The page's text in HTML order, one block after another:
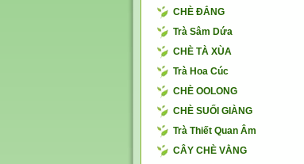
CHÈ ĐẮNG
Trà Sâm Dứa
CHÈ TÀ XÙA
Trà Hoa Cúc
CHÈ OOLONG
CHÈ SUỐI GIÀNG
Trà Thiết Quan Âm
CÂY CHÈ VẰNG